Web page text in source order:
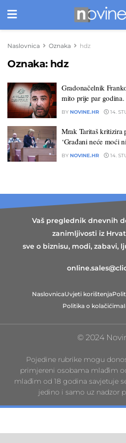
Naslovnica Oznaka hdz
Oznaka: hdz
Gradonačelnik
mito prije par
BY NOVINE.HR 14.
Mrak Taritaš kritizira
‘Građani neće moći
BY NOVINE.HR 14.
Vaš preglednik dnevnih
zanimljivosti iz
sve o biznisu, modi, zabavi,
NaslovnicaUvjeti korištenja
Politika o kolačićima
© 2024
Pojedine rubrike mogu
primjereni osobama mlađim
mlađim od 18 godina savjetuje
jedino i samo uz nadzor